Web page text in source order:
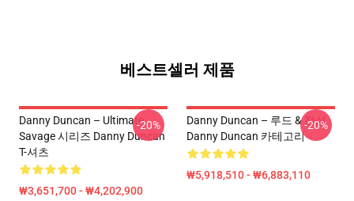
베스트셀러 제품
Danny Duncan – Ultimate
Savage 시리즈 Danny Duncan
T-셔츠
₩3,651,700 - ₩4,202,900
-20%
Danny Duncan – 루드 & 전설
Danny Duncan 카테고리
₩5,918,510 - ₩6,883,110
-20%